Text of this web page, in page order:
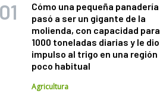
Cómo una pequeña panadería
pasó a ser un gigante de la
molienda, con capacidad para
1000 toneladas diarias y le dio
impulso al trigo en una región
poco habitual
Agricultura